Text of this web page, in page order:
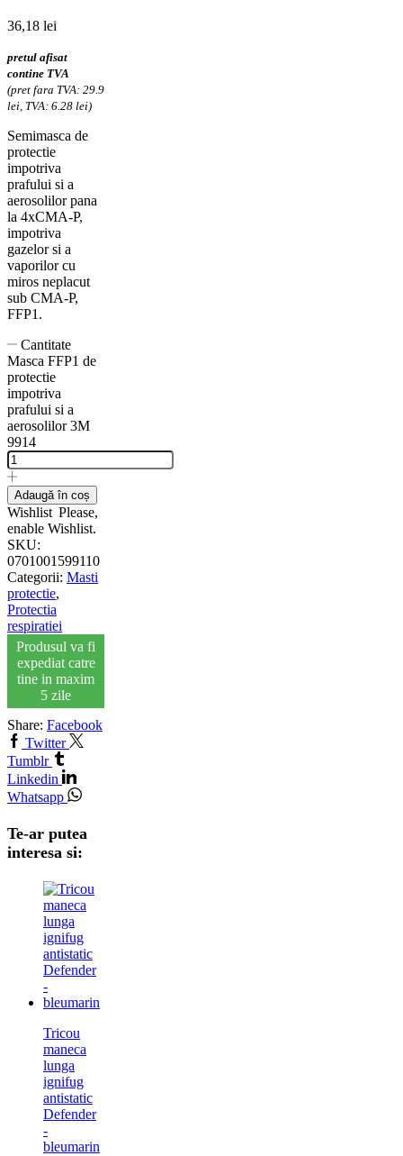
36,18 lei
pretul afisat
contine TVA
(pret fara TVA: 29.9
lei, TVA: 6.28 lei)
Semimasca de
protectie
impotriva
prafului si a
aerosolilor pana
la 4xCMA-P,
impotriva
gazelor si a
vaporilor cu
miros neplacut
sub CMA-P,
FFP1.
Cantitate
Masca FFP1 de
protectie
impotriva
prafului si a
aerosolilor 3M
9914
Adaugă în coș
Wishlist Please,
enable Wishlist.
SKU:
0701001599110
Categorii: Masti
protectie,
Protectia
respiratiei
Produsul va fi
expediat catre
tine in maxim
5 zile
Share: Facebook
Twitter
Tumblr
Linkedin
Whatsapp
Te-ar putea
interesa si:
Tricou
maneca
lunga
ignifug
antistatic
Defender
-
bleumarin